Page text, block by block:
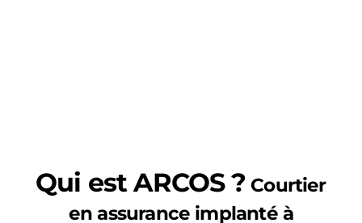
Qui est ARCOS ? Courtier
en assurance implanté à